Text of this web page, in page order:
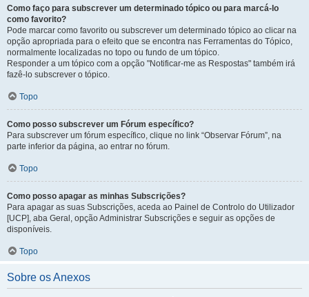
Como faço para subscrever um determinado tópico ou para marcá-lo
como favorito?
Pode marcar como favorito ou subscrever um determinado tópico ao clicar na
opção apropriada para o efeito que se encontra nas Ferramentas do Tópico,
normalmente localizadas no topo ou fundo de um tópico.
Responder a um tópico com a opção "Notificar-me as Respostas" também irá
fazê-lo subscrever o tópico.
Topo
Como posso subscrever um Fórum específico?
Para subscrever um fórum específico, clique no link “Observar Fórum”, na
parte inferior da página, ao entrar no fórum.
Topo
Como posso apagar as minhas Subscrições?
Para apagar as suas Subscrições, aceda ao Painel de Controlo do Utilizador
[UCP], aba Geral, opção Administrar Subscrições e seguir as opções de
disponíveis.
Topo
Sobre os Anexos